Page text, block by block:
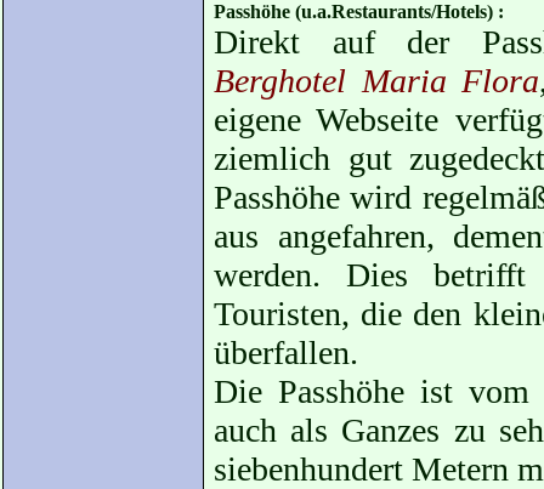
Passhöhe (u.a.Restaurants/Hotels) :
Direkt auf der
Berghotel Maria Flora
eigene Webseite
ziemlich gut
Passhöhe wird
aus angefahren,
werden. Dies betrifft
Touristen, die den
überfallen.
Die Passhöhe ist vom
auch als Ganzes zu
siebenhundert Metern